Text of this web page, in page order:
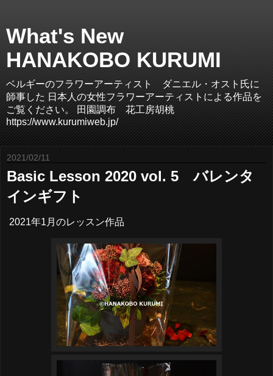
What's New
HANAKOBO KURUMI
ベルギーのフラワーアーティスト ダニエル・オスト氏に
師事した 日本人の女性フラワーアーティストによる作品を
ご覧ください。 田園調布 花工房胡桃
https://www.kurumiweb.jp/
2021/02/11
Basic Lesson 2020 vol. 5 バレンタ
インギフト
2021年1月のレッスン作品